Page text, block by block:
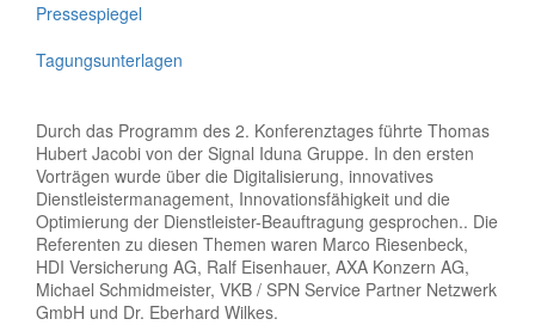
Pressespiegel
Tagungsunterlagen
Durch das Programm des 2. Konferenztages führte Thomas
Hubert Jacobi von der Signal Iduna Gruppe. In den ersten
Vorträgen wurde über die Digitalisierung, innovatives
Dienstleistermanagement, Innovationsfähigkeit und die
Optimierung der Dienstleister-Beauftragung gesprochen.. Die
Referenten zu diesen Themen waren Marco Riesenbeck,
HDI Versicherung AG, Ralf Eisenhauer, AXA Konzern AG,
Michael Schmidmeister, VKB / SPN Service Partner Netzwerk
GmbH und Dr. Eberhard Wilkes.